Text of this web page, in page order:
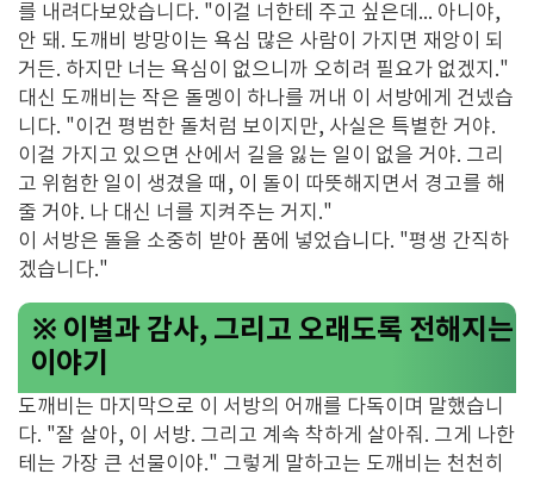
를 내려다보았습니다. "이걸 너한테 주고 싶은데... 아니야,
안 돼. 도깨비 방망이는 욕심 많은 사람이 가지면 재앙이 되
거든. 하지만 너는 욕심이 없으니까 오히려 필요가 없겠지."
대신 도깨비는 작은 돌멩이 하나를 꺼내 이 서방에게 건넸습
니다. "이건 평범한 돌처럼 보이지만, 사실은 특별한 거야.
이걸 가지고 있으면 산에서 길을 잃는 일이 없을 거야. 그리
고 위험한 일이 생겼을 때, 이 돌이 따뜻해지면서 경고를 해
줄 거야. 나 대신 너를 지켜주는 거지."
이 서방은 돌을 소중히 받아 품에 넣었습니다. "평생 간직하
겠습니다."
※ 이별과 감사, 그리고 오래도록 전해지는
이야기
도깨비는 마지막으로 이 서방의 어깨를 다독이며 말했습니
다. "잘 살아, 이 서방. 그리고 계속 착하게 살아줘. 그게 나한
테는 가장 큰 선물이야." 그렇게 말하고는 도깨비는 천천히